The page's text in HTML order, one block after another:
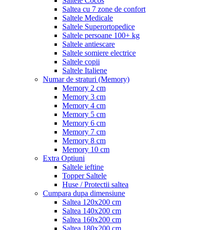
Saltea cu 7 zone de confort
Saltele Medicale
Saltele Superortopedice
Saltele persoane 100+ kg
Saltele antiescare
Saltele somiere electrice
Saltele copii
Saltele Italiene
Numar de straturi (Memory)
Memory 2 cm
Memory 3 cm
Memory 4 cm
Memory 5 cm
Memory 6 cm
Memory 7 cm
Memory 8 cm
Memory 10 cm
Extra Optiuni
Saltele ieftine
Topper Saltele
Huse / Protectii saltea
Cumpara dupa dimensiune
Saltea 120x200 cm
Saltea 140x200 cm
Saltea 160x200 cm
Saltea 180x200 cm